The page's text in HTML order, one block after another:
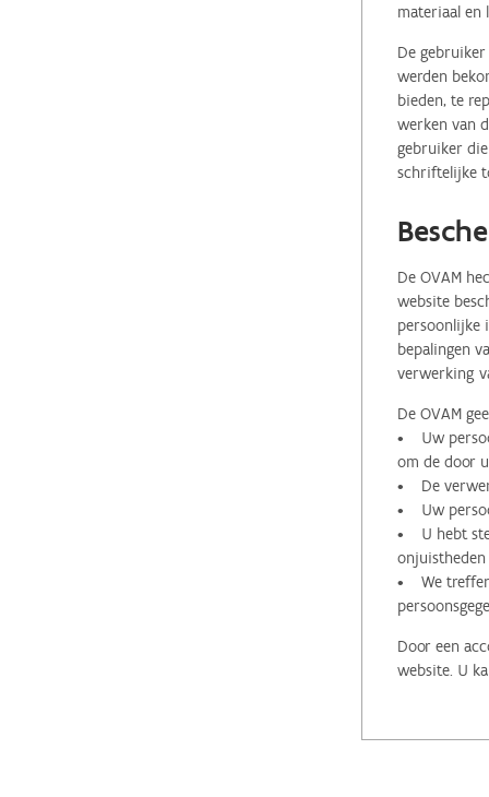
materiaal en
De
werden
bieden, te
werken van
gebruiker
schriftelijke
De OVAM
website
persoonlijke
bepalingen
verwerking
De OVAM
• Uw
om de door
• De
• Uw
• U hebt
onjuistheden
• We treffen
Door een
website. U